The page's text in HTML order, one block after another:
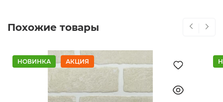
Похожие товары
НОВИНКА АКЦИЯ